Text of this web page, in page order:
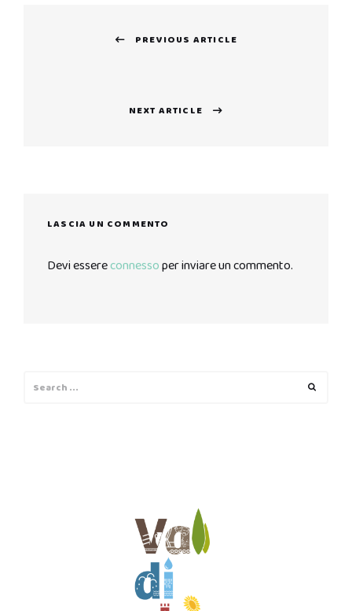
PREVIOUS ARTICLE
NEXT ARTICLE
LASCIA UN COMMENTO
Devi essereconnessoper inviare un commento.
for: